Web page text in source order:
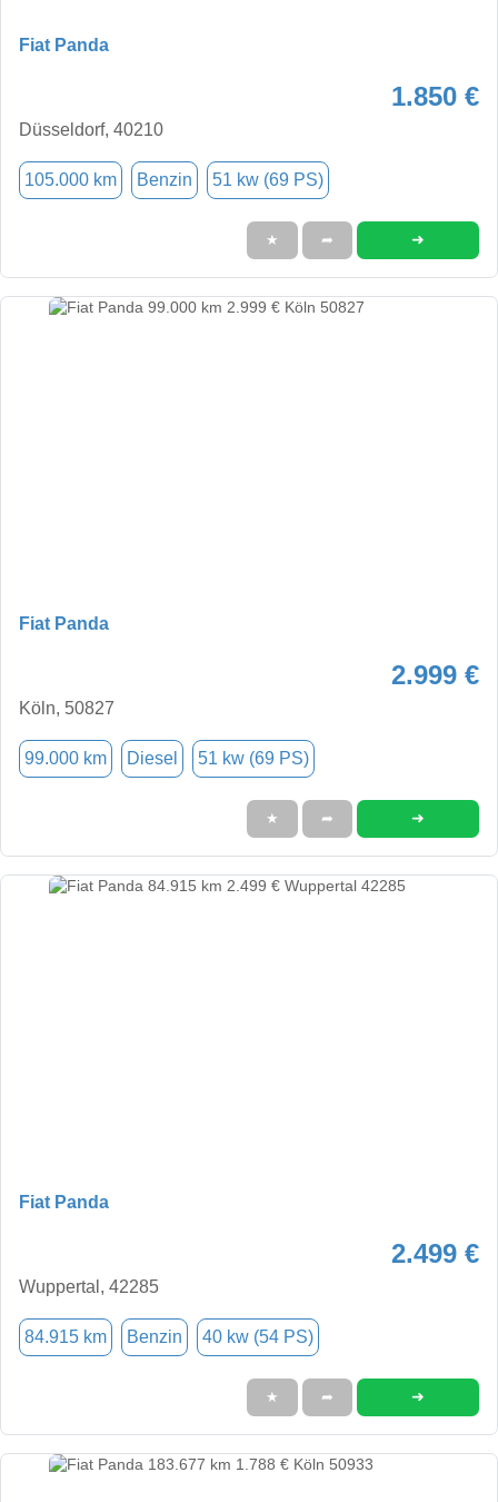
Fiat Panda
1.850 €
Düsseldorf, 40210
105.000 km Benzin 51 kw (69 PS)
★ ➦ ➜
Fiat Panda
2.999 €
Köln, 50827
99.000 km Diesel 51 kw (69 PS)
★ ➦ ➜
Fiat Panda
2.499 €
Wuppertal, 42285
84.915 km Benzin 40 kw (54 PS)
★ ➦ ➜